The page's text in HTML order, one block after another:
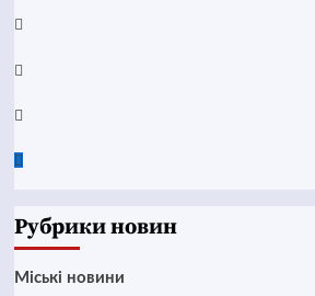
Telegram
Instagram
Twitter
Google
Рубрики новин
Mіські новини